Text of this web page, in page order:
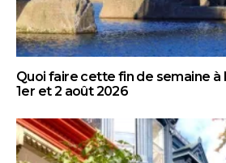
Quoi faire cette fin de semaine à
1er et 2 août 2026